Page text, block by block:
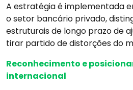
A estratégia é implementada
o setor bancário privado,
estruturais de longo prazo de
tirar partido de distorções do
Reconhecimento e
internacional